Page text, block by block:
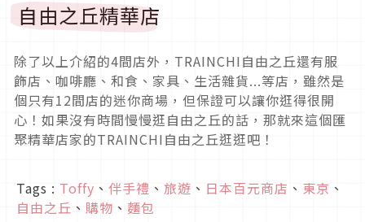
自由之丘精華店
除了以上介紹的4間店外，TRAINCHI自由之丘還有服
飾店、咖啡廳、和食、家具、生活雜貨...等店，雖然是
個只有12間店的迷你商場，但保證可以讓你逛得很開
心！如果沒有時間慢慢逛自由之丘的話，那就來這個匯
聚精華店家的TRAINCHI自由之丘逛逛吧！
Tags : Toffy 、 伴手禮 、 旅遊 、 日本百元商店 、 東京 、
自由之丘 、 購物 、 麵包